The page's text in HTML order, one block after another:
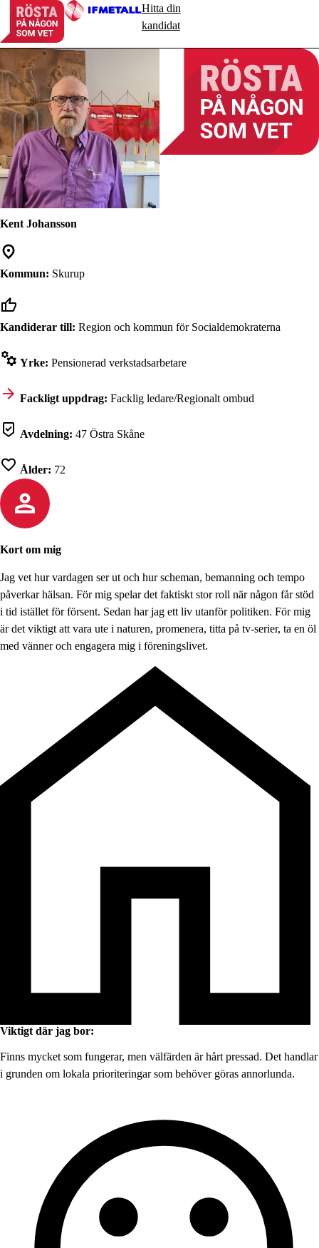
Hitta din
kandidat
Kent Johansson
Kommun: Skurup
Kandiderar till: Region och kommun för Socialdemokraterna
Yrke: Pensionerad verkstadsarbetare
Fackligt uppdrag: Facklig ledare/Regionalt ombud
Avdelning: 47 Östra Skåne
Ålder: 72
Kort om mig
Jag vet hur vardagen ser ut och hur scheman, bemanning och tempo
påverkar hälsan. För mig spelar det faktiskt stor roll när någon får stöd
i tid istället för försent. Sedan har jag ett liv utanför politiken. För mig
är det viktigt att vara ute i naturen, promenera, titta på tv-serier, ta en öl
med vänner och engagera mig i föreningslivet.
Viktigt där jag bor:
Finns mycket som fungerar, men välfärden är hårt pressad. Det handlar
i grunden om lokala prioriteringar som behöver göras annorlunda.